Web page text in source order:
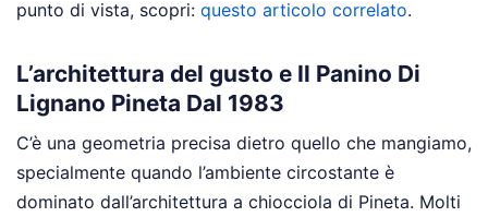
punto di vista, scopri: questo articolo correlato.
L’architettura del gusto e Il Panino Di
Lignano Pineta Dal 1983
C’è una geometria precisa dietro quello che mangiamo,
specialmente quando l’ambiente circostante è
dominato dall’architettura a chiocciola di Pineta. Molti